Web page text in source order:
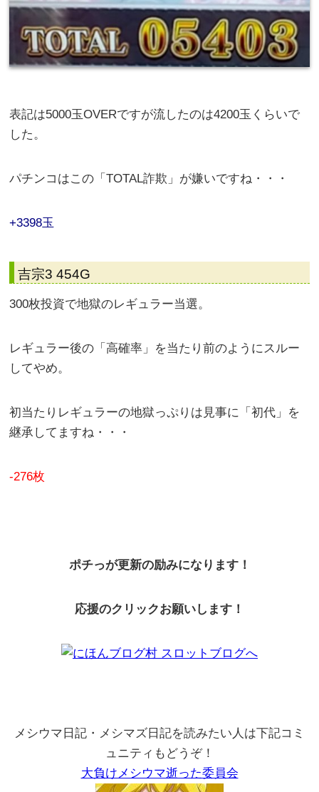
表記は5000玉OVERですが流したのは4200玉くらいで
した。
パチンコはこの「TOTAL詐欺」が嫌いですね・・・
+3398玉
吉宗3 454G
300枚投資で地獄のレギュラー当選。
レギュラー後の「高確率」を当たり前のようにスルー
してやめ。
初当たりレギュラーの地獄っぷりは見事に「初代」を
継承してますね・・・
-276枚
ポチっが更新の励みになります！
応援のクリックお願いします！
メシウマ日記・メシマズ日記を読みたい人は下記コミ
ュニティもどうぞ！
大負けメシウマ逝った委員会